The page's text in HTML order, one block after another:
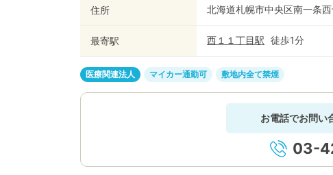
住所 北海道札幌市中央区南一条西
最寄駅 西１１丁目駅 徒歩1分
医療関連法人 マイカー通勤可 敷地内全て禁煙
お電話でお問い
03-